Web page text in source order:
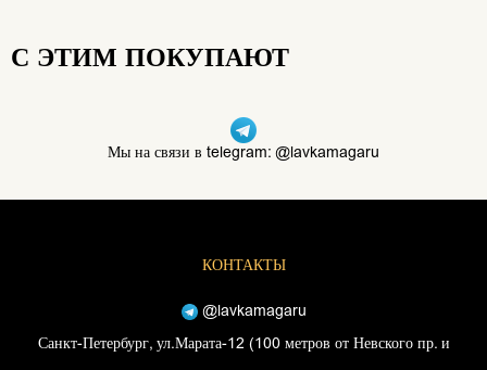
С ЭТИМ ПОКУПАЮТ
Мы на связи в telegram: @lavkamagaru
КОНТАКТЫ
@lavkamagaru
Санкт-Петербург, ул.Марата-12 (100 метров от Невского пр. и